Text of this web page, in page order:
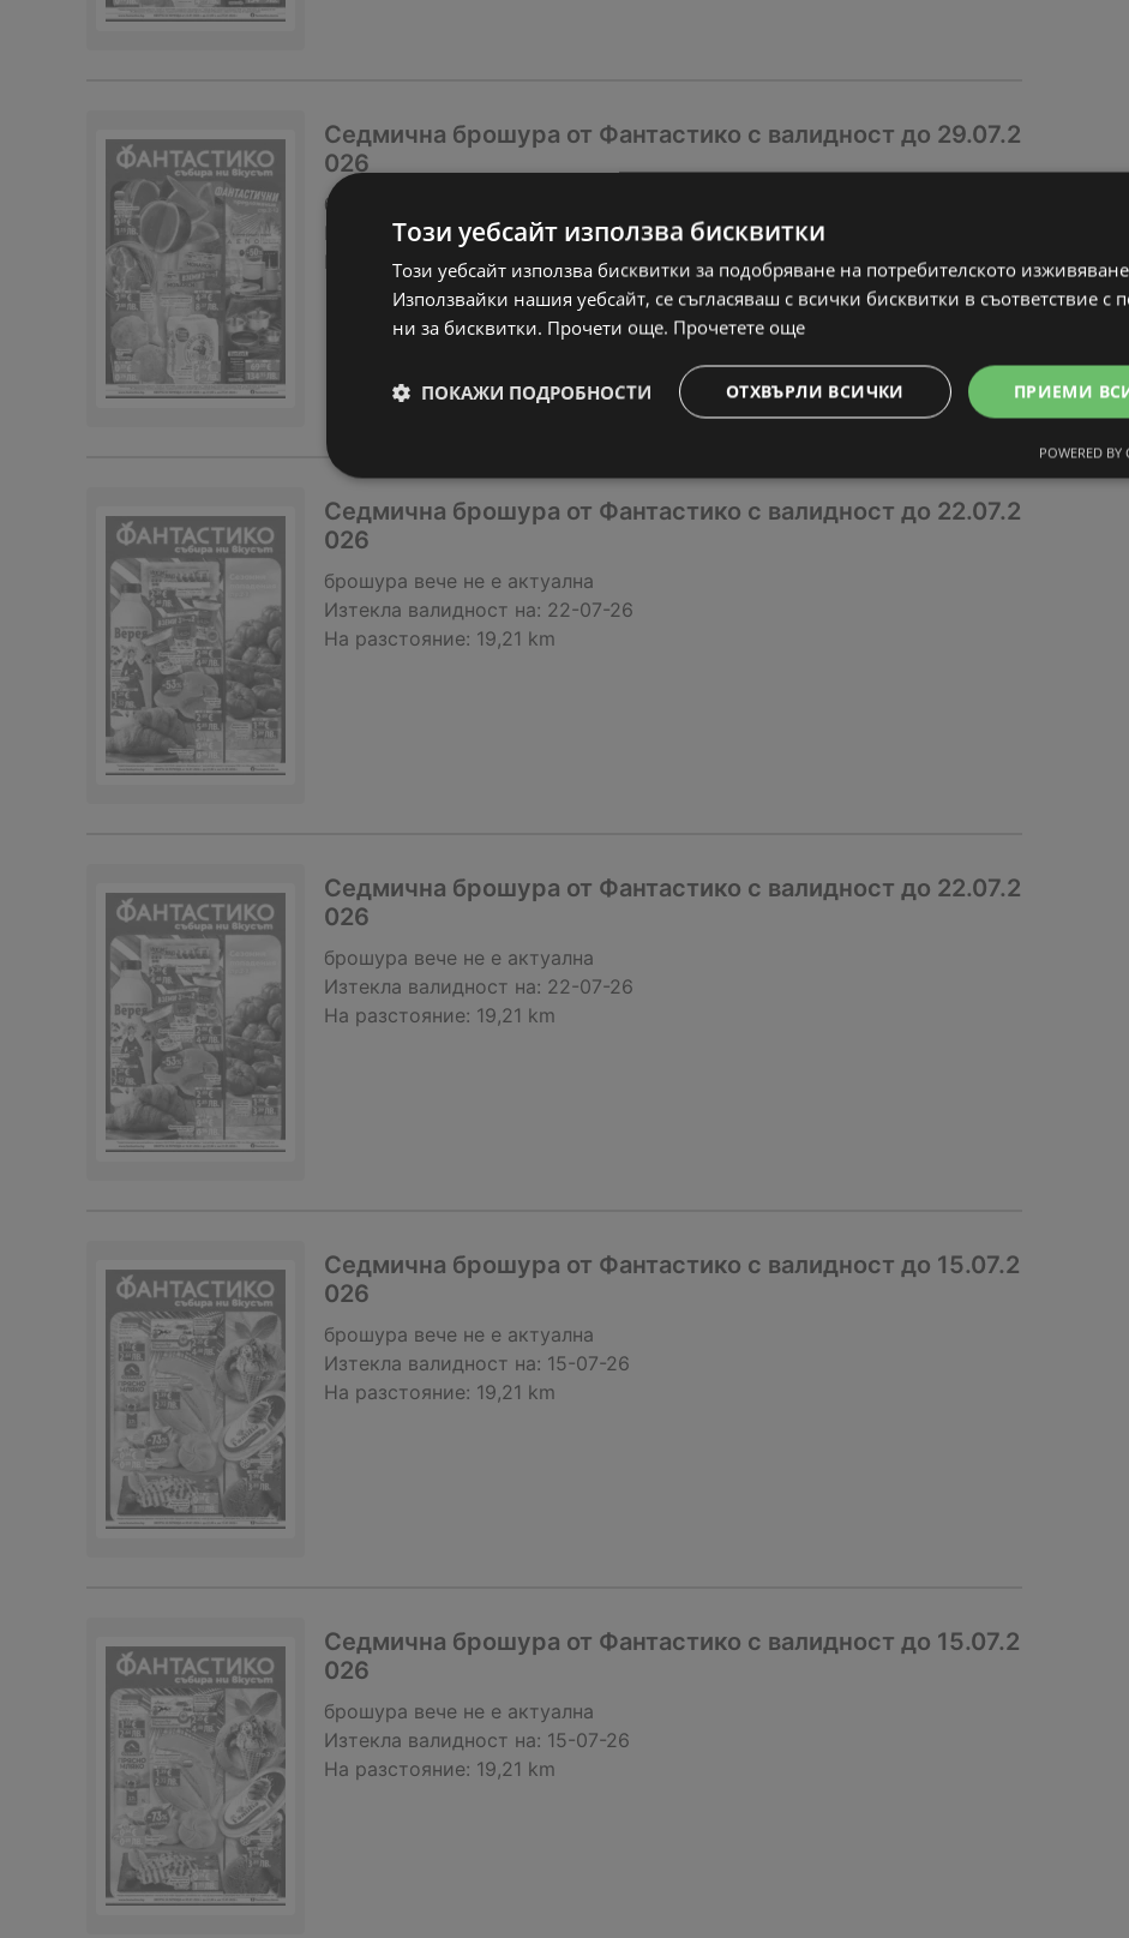
Седмична брошура от Фантастико с валидност до 29.07.2
026
брошура
Изтекла валидност на: 29-07-26
На разстояние: 19,21 km
Седмична брошура от Фантастико с валидност до 22.07.2
026
брошура вече не е актуална
Изтекла валидност на: 22-07-26
На разстояние: 19,21 km
Седмична брошура от Фантастико с валидност до 22.07.2
026
брошура вече не е актуална
Изтекла валидност на: 22-07-26
На разстояние: 19,21 km
Седмична брошура от Фантастико с валидност до 15.07.2
026
брошура вече не е актуална
Изтекла валидност на: 15-07-26
На разстояние: 19,21 km
Седмична брошура от Фантастико с валидност до 15.07.2
026
брошура вече не е актуална
Изтекла валидност на: 15-07-26
На разстояние: 19,21 km
Този уебсайт използва бисквитки
Този уебсайт използва бисквитки за подобряване на потребителското
Използвайки нашия уебсайт, се съгласяваш с всички бисквитки в съответствие с
ни за бисквитки. Прочети още. Прочетете още
ПРИЕМИ
ОТХВЪРЛИ ВСИЧКИ
ПОКАЖИ ПОДРОБНОСТИ
POWERED BY